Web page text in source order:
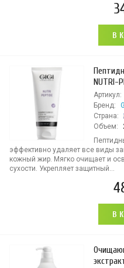
В
NUTRI-
Артикул:
Бренд:
Страна:
Объем:
эффективно удаляет все виды
кожный жир. Мягко очищает и
сухости. Укрепляет защитный...
В